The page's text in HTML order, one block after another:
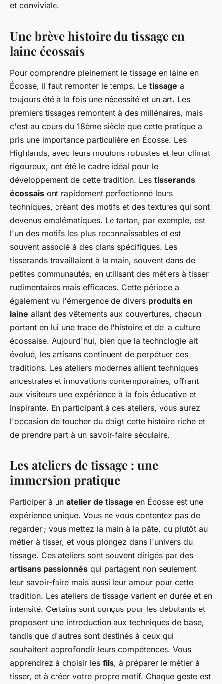
et conviviale.
Une brève histoire du tissage en
laine écossais
Pour comprendre pleinement le tissage en laine en
Écosse, il faut remonter le temps. Le tissage a
toujours été à la fois une nécessité et un art. Les
premiers tissages remontent à des millénaires, mais
c'est au cours du 18ème siècle que cette pratique a
pris une importance particulière en Écosse. Les
Highlands, avec leurs moutons robustes et leur climat
rigoureux, ont été le cadre idéal pour le
développement de cette tradition. Les tisserands
écossais ont rapidement perfectionné leurs
techniques, créant des motifs et des textures qui sont
devenus emblématiques. Le tartan, par exemple, est
l'un des motifs les plus reconnaissables et est
souvent associé à des clans spécifiques. Les
tisserands travaillaient à la main, souvent dans de
petites communautés, en utilisant des métiers à tisser
rudimentaires mais efficaces. Cette période a
également vu l'émergence de divers produits en
laine allant des vêtements aux couvertures, chacun
portant en lui une trace de l'histoire et de la culture
écossaise. Aujourd'hui, bien que la technologie ait
évolué, les artisans continuent de perpétuer ces
traditions. Les ateliers modernes allient techniques
ancestrales et innovations contemporaines, offrant
aux visiteurs une expérience à la fois éducative et
inspirante. En participant à ces ateliers, vous aurez
l'occasion de toucher du doigt cette histoire riche et
de prendre part à un savoir-faire séculaire.
Les ateliers de tissage : une
immersion pratique
Participer à un atelier de tissage en Écosse est une
expérience unique. Vous ne vous contentez pas de
regarder ; vous mettez la main à la pâte, ou plutôt au
métier à tisser, et vous plongez dans l'univers du
tissage. Ces ateliers sont souvent dirigés par des
artisans passionnés qui partagent non seulement
leur savoir-faire mais aussi leur amour pour cette
tradition. Les ateliers de tissage varient en durée et en
intensité. Certains sont conçus pour les débutants et
proposent une introduction aux techniques de base,
tandis que d'autres sont destinés à ceux qui
souhaitent approfondir leurs compétences. Vous
apprendrez à choisir les fils, à préparer le métier à
tisser, et à créer votre propre motif. Chaque geste est